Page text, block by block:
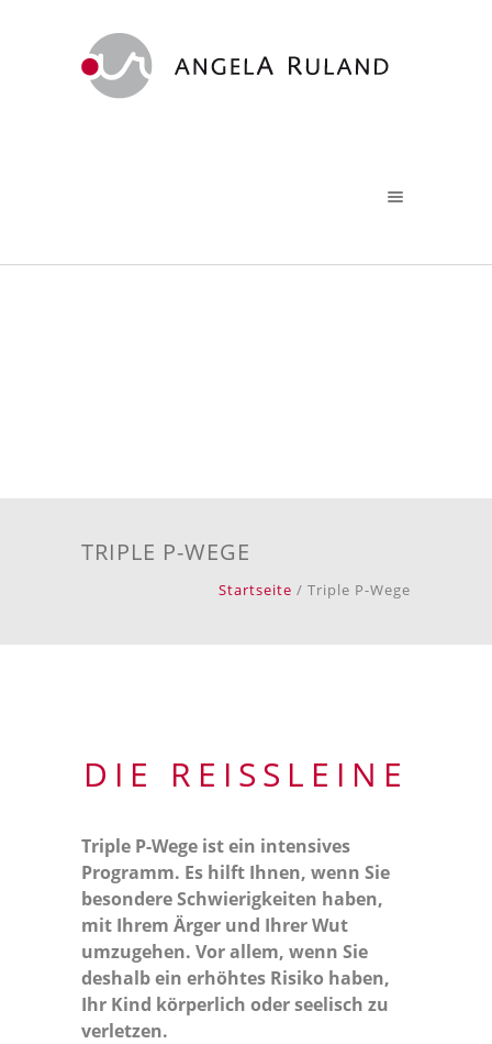
TRIPLE P-WEGE
Startseite / Triple P-Wege
DIE REISSLEINE
Triple P-Wege ist ein intensives
Programm. Es hilft Ihnen, wenn Sie
besondere Schwierigkeiten haben,
mit Ihrem Ärger und Ihrer Wut
umzugehen. Vor allem, wenn Sie
deshalb ein erhöhtes Risiko haben,
Ihr Kind körperlich oder seelisch zu
verletzen.